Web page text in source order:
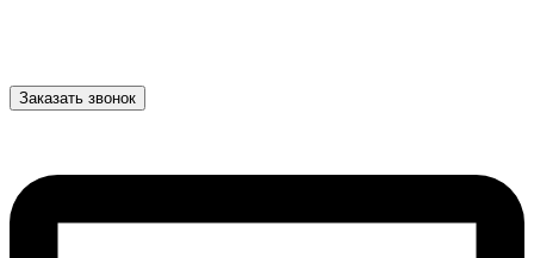
Заказать звонок